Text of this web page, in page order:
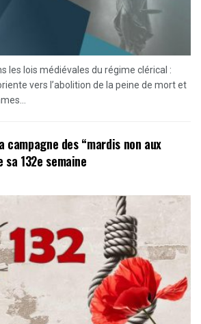
les lois médiévales du régime clérical :
vers l’abolition de la peine de mort et
campagne des “mardis non aux
132e semaine